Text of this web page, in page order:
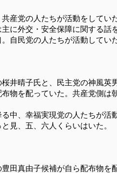
産党の人たちが活動をして
に外交・安全保障に関する話
自民党の人たちが活動してい
井晴子氏と、民主党の神風
物を配っていた。共産党側
中、幸福実現党の人たちが活
見、五、六人くらいはいた。
田真由子候補が自ら配布物を